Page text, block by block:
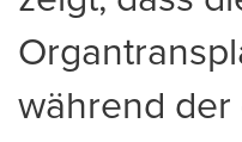
während